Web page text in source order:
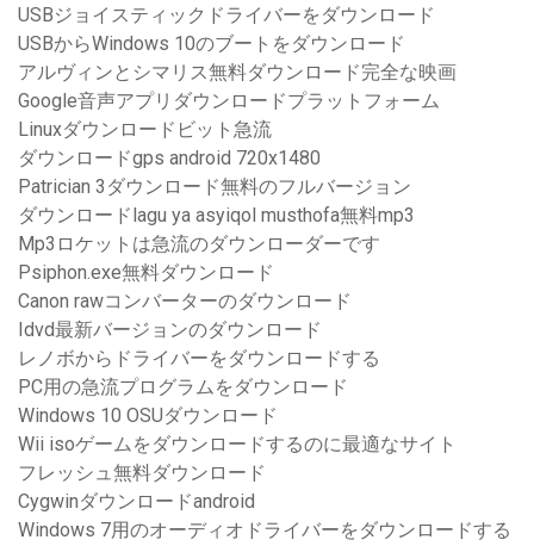
USBジョイスティックドライバーをダウンロード
USBからWindows 10のブートをダウンロード
アルヴィンとシマリス無料ダウンロード完全な映画
Google音声アプリダウンロードプラットフォーム
Linuxダウンロードビット急流
ダウンロードgps android 720x1480
Patrician 3ダウンロード無料のフルバージョン
ダウンロードlagu ya asyiqol musthofa無料mp3
Mp3ロケットは急流のダウンローダーです
Psiphon.exe無料ダウンロード
Canon rawコンバーターのダウンロード
Idvd最新バージョンのダウンロード
レノボからドライバーをダウンロードする
PC用の急流プログラムをダウンロード
Windows 10 OSUダウンロード
Wii isoゲームをダウンロードするのに最適なサイト
フレッシュ無料ダウンロード
Cygwinダウンロードandroid
Windows 7用のオーディオドライバーをダウンロードする